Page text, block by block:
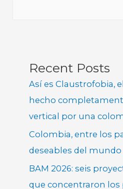
Recent Posts
Así es Claustrofobia,
hecho
vertical por una
Colombia, entre los
deseables del mundo
BAM 2026: seis
que concentraron los